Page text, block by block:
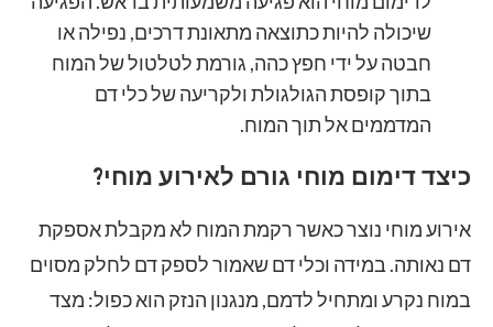
שיכולה להיות כתוצאה מתאונת דרכים, נפילה או
חבטה על ידי חפץ כהה, גורמת לטלטול של המוח
בתוך קופסת הגולגולת ולקריעה של כלי דם
המדממים אל תוך המוח.
כיצד דימום מוחי גורם לאירוע מוחי?
אירוע מוחי נוצר כאשר רקמת המוח לא מקבלת אספקת
דם נאותה. במידה וכלי דם שאמור לספק דם לחלק מסוים
במוח נקרע ומתחיל לדמם, מנגנון הנזק הוא כפול: מצד